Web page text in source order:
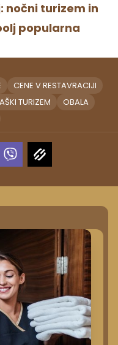
nočni turizem in
popularna
CENE V RESTAVRACIJI
TURIZEM
OBALA